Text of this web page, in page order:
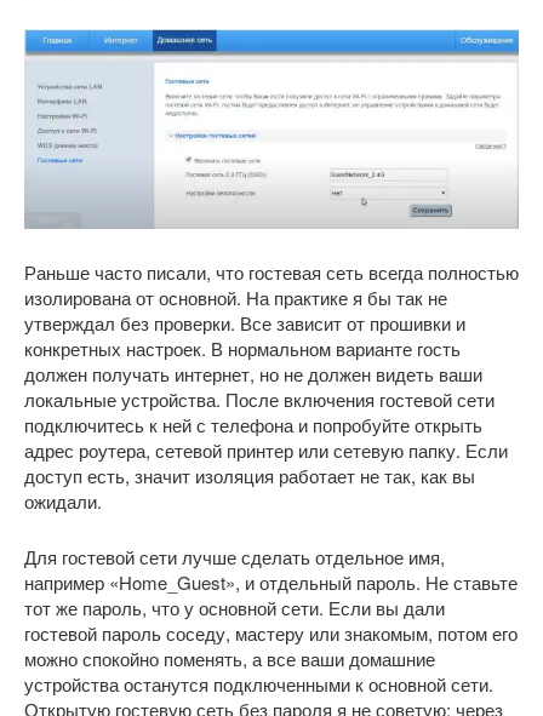
Раньше часто писали, что гостевая сеть всегда полностью
изолирована от основной. На практике я бы так не
утверждал без проверки. Все зависит от прошивки и
конкретных настроек. В нормальном варианте гость
должен получать интернет, но не должен видеть ваши
локальные устройства. После включения гостевой сети
подключитесь к ней с телефона и попробуйте открыть
адрес роутера, сетевой принтер или сетевую папку. Если
доступ есть, значит изоляция работает не так, как вы
ожидали.
Для гостевой сети лучше сделать отдельное имя,
например «Home_Guest», и отдельный пароль. Не ставьте
тот же пароль, что у основной сети. Если вы дали
гостевой пароль соседу, мастеру или знакомым, потом его
можно спокойно поменять, а все ваши домашние
устройства останутся подключенными к основной сети.
Открытую гостевую сеть без пароля я не советую: через